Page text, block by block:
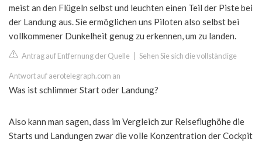
meist an den Flügeln selbst und leuchten einen Teil der Piste bei
der Landung aus. Sie ermöglichen uns Piloten also selbst bei
vollkommener Dunkelheit genug zu erkennen, um zu landen.
Antrag auf Entfernung der Quelle Sehen Sie sich die vollständige
Antwort auf aerotelegraph.com an
Was ist schlimmer Start oder Landung?
Also kann man sagen, dass im Vergleich zur Reiseflughöhe die
Starts und Landungen zwar die volle Konzentration der Cockpit